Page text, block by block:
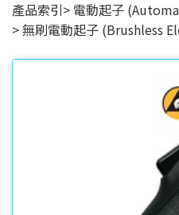
產品索引
電動起子
無刷電動起子 (Brushless